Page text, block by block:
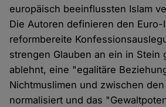
europäisch beeinflussten Islam
Die Autoren definieren den Euro-
reformbereite
strengen Glauben an ein in Stein
ablehnt, eine "egalitäre
Nichtmuslimen und zwischen
normalisiert und das